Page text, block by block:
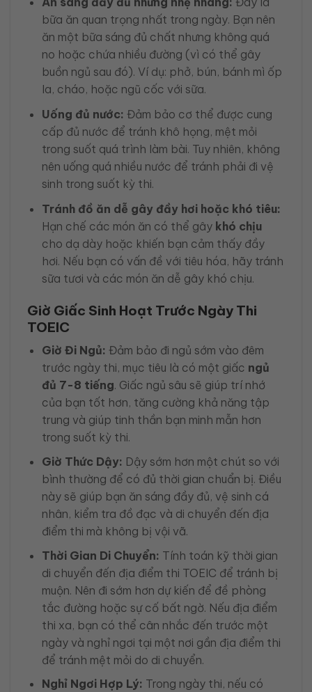
bữa ăn quan trọng nhất trong ngày. Bạn nên
ăn một bữa sáng đủ chất nhưng không quá
no hoặc chứa nhiều đường (vì có thể gây
buồn ngủ sau đó). Ví dụ: phở, bún, bánh mì ốp
la, cháo, hoặc ngũ cốc với sữa.
Uống đủ nước: Đảm bảo cơ thể được cung
cấp đủ nước để tránh khô họng, mệt mỏi
trong suốt quá trình làm bài. Tuy nhiên, không
nên uống quá nhiều nước để tránh phải đi vệ
sinh trong suốt kỳ thi.
Tránh đồ ăn dễ gây đầy hơi hoặc khó tiêu:
Hạn chế các món ăn có thể gây khó chịu
cho dạ dày hoặc khiến bạn cảm thấy đầy
hơi. Nếu bạn có vấn đề với tiêu hóa, hãy tránh
sữa tươi và các món ăn dễ gây khó chịu.
Giờ Giấc Sinh Hoạt Trước Ngày Thi
TOEIC
Giờ Đi Ngủ: Đảm bảo đi ngủ sớm vào đêm
trước ngày thi, mục tiêu là có một giấc ngủ
đủ 7-8 tiếng. Giấc ngủ sâu sẽ giúp trí nhớ
của bạn tốt hơn, tăng cường khả năng tập
trung và giúp tinh thần bạn minh mẫn hơn
trong suốt kỳ thi.
Giờ Thức Dậy: Dậy sớm hơn một chút so với
bình thường để có đủ thời gian chuẩn bị. Điều
này sẽ giúp bạn ăn sáng đầy đủ, vệ sinh cá
nhân, kiểm tra đồ đạc và di chuyển đến địa
điểm thi mà không bị vội vã.
Thời Gian Di Chuyển: Tính toán kỹ thời gian
di chuyển đến địa điểm thi TOEIC để tránh bị
muộn. Nên đi sớm hơn dự kiến để đề phòng
tắc đường hoặc sự cố bất ngờ. Nếu địa điểm
thi xa, bạn có thể cân nhắc đến trước một
ngày và nghỉ ngơi tại một nơi gần địa điểm thi
để tránh mệt mỏi do di chuyển.
Nghỉ Ngơi Hợp Lý: Trong ngày thi, nếu có